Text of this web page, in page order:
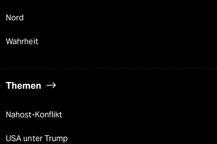
Nord
Wahrheit
Themen
Nahost-Konflikt
USA unter Trump